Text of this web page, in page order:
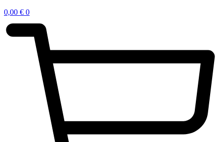
0,00 € 0